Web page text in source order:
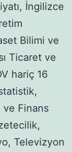
İngilizce
Bilimi ve
Ticaret ve
hariç 16
ve Finans
Televizyon